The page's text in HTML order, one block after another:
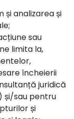
analizarea și
sau
limita la,
încheierii
juridică
și/sau pentru
și